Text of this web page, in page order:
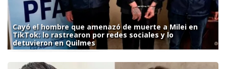
Cayó el hombre que amenazó de muerte a Milei en
TikTok: lo rastrearon por redes sociales y lo
detuvieron en Quilmes